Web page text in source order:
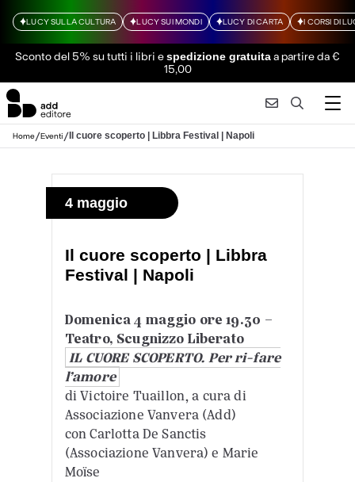
LUCY SULLA CULTURA LUCY SUI MONDI LUCY DI CARTA I CORSI DI
Sconto del 5% su tutti i libri espedizione gratuitaa partire da €
15,00
Home/Eventi/ Il cuore scoperto | Libbra Festival | Napoli
4 maggio
Il cuore scoperto | Libbra
Festival | Napoli
Domenica 4 maggio ore 19.30 –
Teatro, Scugnizzo Liberato
IL CUORE SCOPERTO. Per ri-fare
l’amore
di Victoire Tuaillon, a cura di
Associazione Vanvera (Add)
con Carlotta De Sanctis
(Associazione Vanvera) e Marie
Moïse